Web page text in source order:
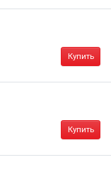
Купить
Купить